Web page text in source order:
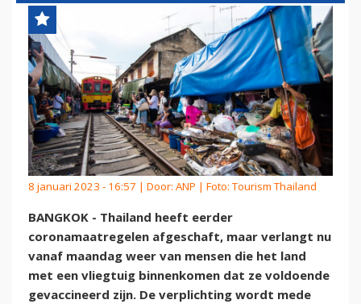
8 januari 2023 - 16:57 | Door: ANP | Foto: Tourism Thailand
BANGKOK - Thailand heeft eerder
coronamaatregelen afgeschaft, maar verlangt nu
vanaf maandag weer van mensen die het land
met een vliegtuig binnenkomen dat ze voldoende
gevaccineerd zijn. De verplichting wordt mede